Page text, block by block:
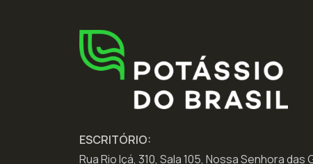
ESCRITÓRIO:
Rua Rio Içá, 310, Sala 105, Nossa Senhora das